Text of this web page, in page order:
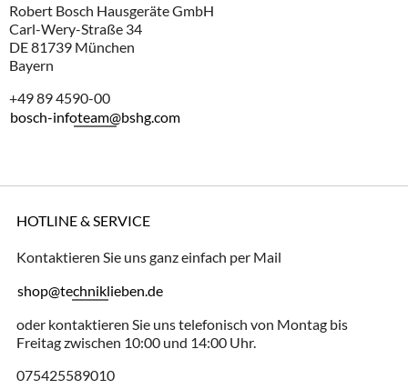
Robert Bosch Hausgeräte GmbH
Carl-Wery-Straße 34
DE 81739 München
Bayern
+49 89 4590-00
bosch-infoteam@bshg.com
HOTLINE & SERVICE
Kontaktieren Sie uns ganz einfach per Mail
shop@techniklieben.de
oder kontaktieren Sie uns telefonisch von Montag bis
Freitag zwischen 10:00 und 14:00 Uhr.
075425589010